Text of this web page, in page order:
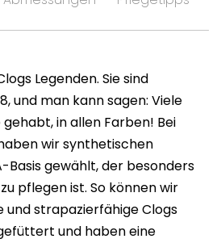
Legenden. Sie sind
und man kann sagen: Viele
in allen Farben! Bei
wir synthetischen
Basis gewählt, der besonders
pflegen ist. So können wir
strapazierfähige Clogs
und haben eine